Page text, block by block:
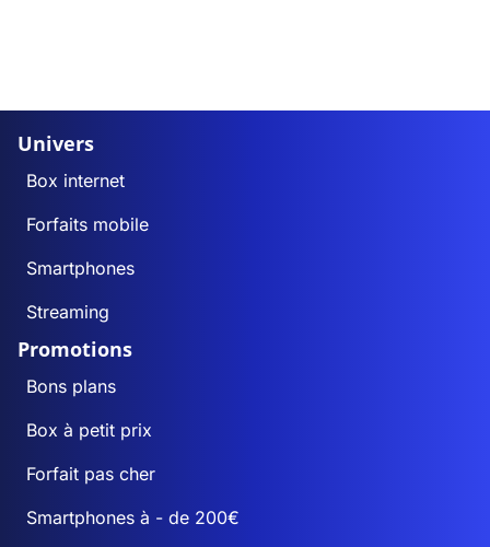
Univers
Box internet
Forfaits mobile
Smartphones
Streaming
Promotions
Bons plans
Box à petit prix
Forfait pas cher
Smartphones à - de 200€